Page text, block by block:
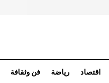
اقتصاد رياضة فن وثقافة